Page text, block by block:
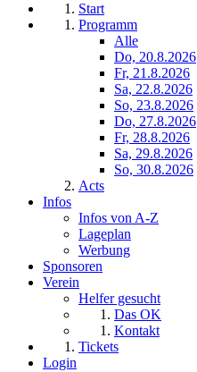
Start
Programm
Alle
Do, 20.8.2026
Fr, 21.8.2026
Sa, 22.8.2026
So, 23.8.2026
Do, 27.8.2026
Fr, 28.8.2026
Sa, 29.8.2026
So, 30.8.2026
Acts
Infos
Infos von A-Z
Lageplan
Werbung
Sponsoren
Verein
Helfer gesucht
Das OK
Kontakt
Tickets
Login